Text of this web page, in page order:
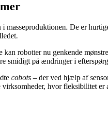
masseproduktionen. De er
robotter nu genkende
smidigt på ændringer i
cobots – der ved hjælp af
hvor fleksibilitet er